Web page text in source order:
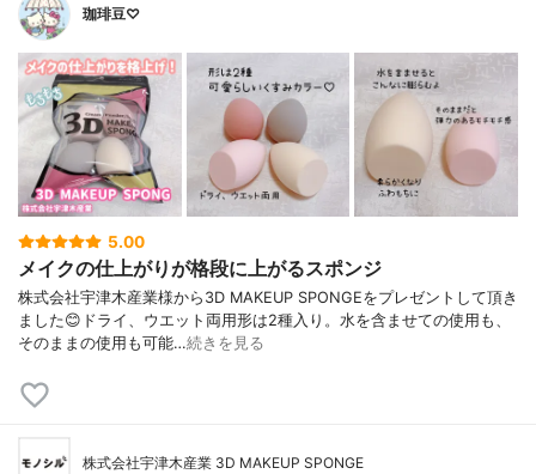
珈琲豆♡
5.00
メイクの仕上がりが格段に上がるスポンジ
株式会社宇津木産業様から3D MAKEUP SPONGEをプレゼントして頂き
ました😊ドライ、ウエット両用形は2種入り。水を含ませての使用も、
そのままの使用も可能…続きを見る
株式会社宇津木産業 3D MAKEUP SPONGE